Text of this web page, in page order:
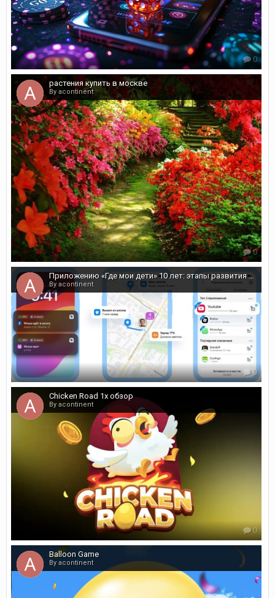
0
растения купить в москве
By acontinent
0
Приложению «Где мои дети» 10 лет: этапы развития и подарки для всех
By acontinent
0
Chicken Road 1x обзор
By acontinent
0
Balloon Game
By acontinent